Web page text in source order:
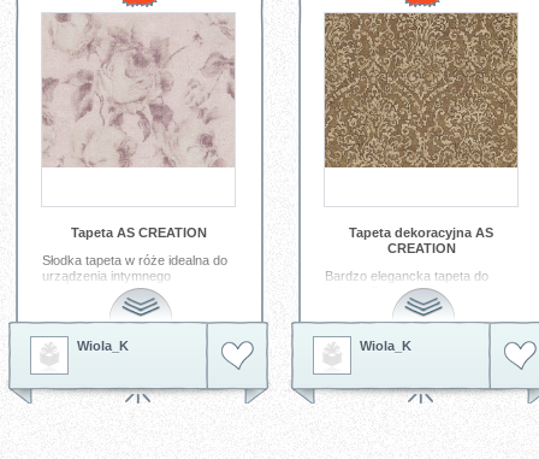
Tapeta AS CREATION
Słodka tapeta w róże idealna do
urządzenia intymnego
pomieszczenia w domu;) -
kolekcja AS CREATION
BOHEMIAN BURLESQUE
http://innetapety.pl/bohemian-
burlesque
tapeta
ścienna tapeta do salonu tapeta
Wiola_K
Tapeta dekoracyjna AS
CREATION
Bardzo elegancka tapeta do
salonu. Prawda, że warto ją
Tagi:
as creation tapeta do salonu
Wiola_K